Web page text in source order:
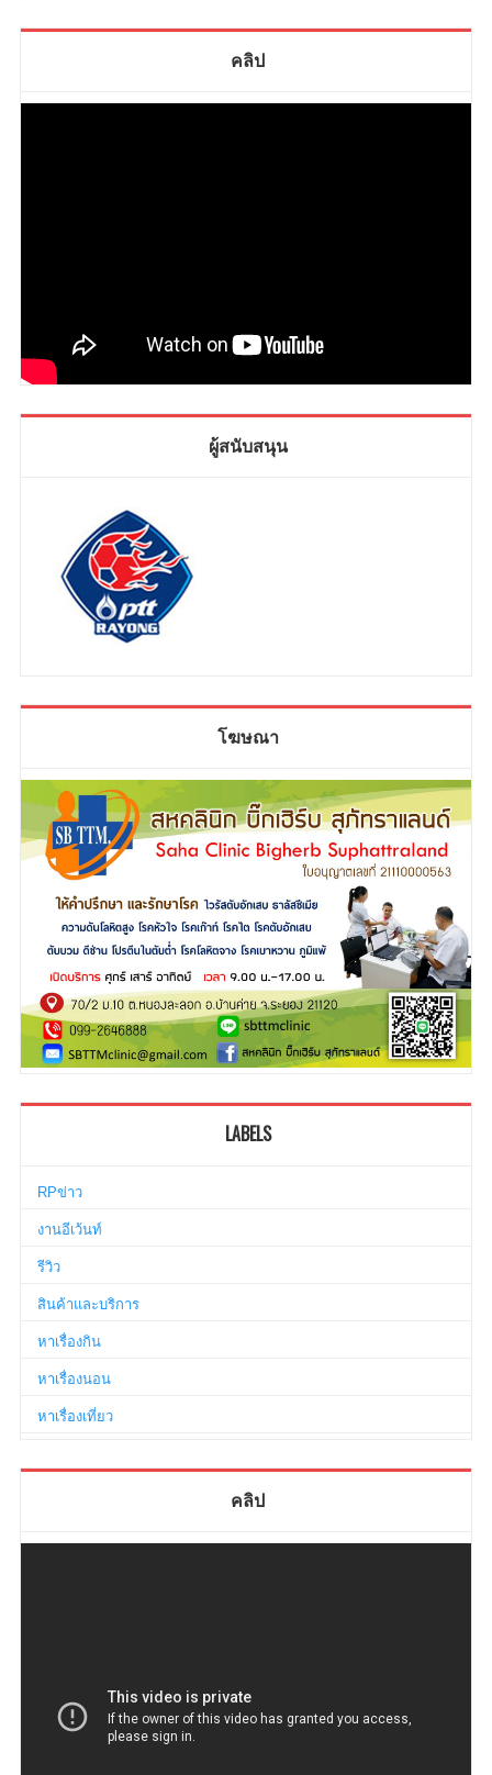
คลิป
ผู้สนับสนุน
โฆษณา
LABELS
RPข่าว
งานอีเว้นท์
รีวิว
สินค้าและบริการ
หาเรื่องกิน
หาเรื่องนอน
หาเรื่องเที่ยว
คลิป